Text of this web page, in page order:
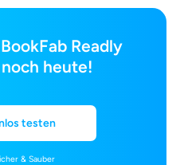
Readly
heute!
testen
& Sauber